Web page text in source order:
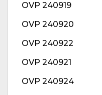
OVP 240919
OVP 240920
OVP 240922
OVP 240921
OVP 240924